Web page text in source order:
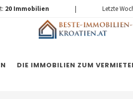
20 Immobilien | Letzte
DIE IMMOBILIEN ZUM